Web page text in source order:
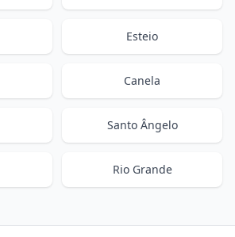
Esteio
Canela
Santo Ângelo
Rio Grande